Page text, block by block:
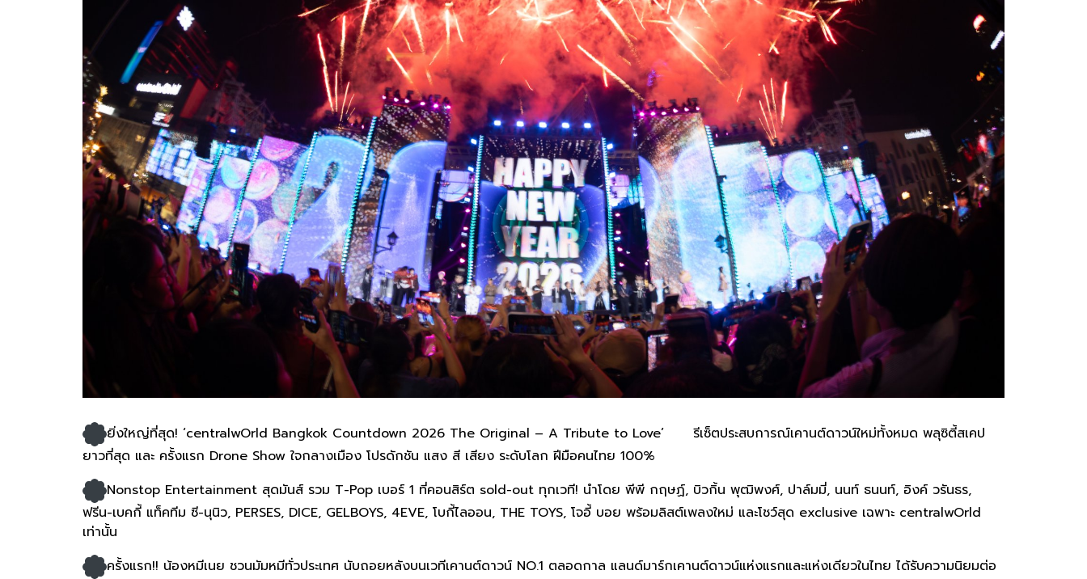
ยิ่งใหญ่ที่สุด! ‘centralwOrld Bangkok Countdown 2026 The Original – A Tribute to Love’ รีเซ็ตประสบการณ์เคานต์ดาวน์ใหม่ทั้งหมด พลุซิตี้สเคป
ยาวที่สุด และ ครั้งแรก Drone Show ใจกลางเมือง โปรดักชัน แสง สี เสียง ระดับโลก ฝีมือคนไทย 100%
Nonstop Entertainment สุดมันส์ รวม T-Pop เบอร์ 1 ที่คอนสิร์ต sold-out ทุกเวที! นำโดย พีพี กฤษฏ์, บิวกิ้น พุฒิพงศ์, ปาล์มมี่, นนท์ ธนนท์, อิงค์ วรันธร,
ฟรีน-เบคกี้ แท็คทีม ซี-นุนิว, PERSES, DICE, GELBOYS, 4EVE, โบกี้ไลออน, THE TOYS, โจอี้ บอย พร้อมลิสต์เพลงใหม่ และโชว์สุด exclusive เฉพาะ centralwOrld
เท่านั้น
ครั้งแรก!! น้องหมีเนย ชวนมัมหมีทั่วประเทศ นับถอยหลังบนเวทีเคานต์ดาวน์ NO.1 ตลอดกาล แลนด์มาร์กเคานต์ดาวน์แห่งแรกและแห่งเดียวในไทย ได้รับความนิยมต่อ